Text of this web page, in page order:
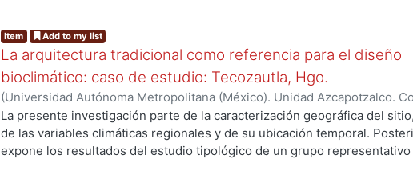
Item Add to my list
La arquitectura tradicional como referencia para el diseño
bioclimático: caso de estudio: Tecozautla, Hgo.
(Universidad Autónoma Metropolitana (México). Unidad Azcapotzalco.
de Servicios de Información.,2003-10)Manríquez Campos, Rosalía
La presente investigación parte de la caracterización geográfica del
de las variables climáticas regionales y de su ubicación temporal.
expone los resultados del estudio tipológico de un grupo representativo